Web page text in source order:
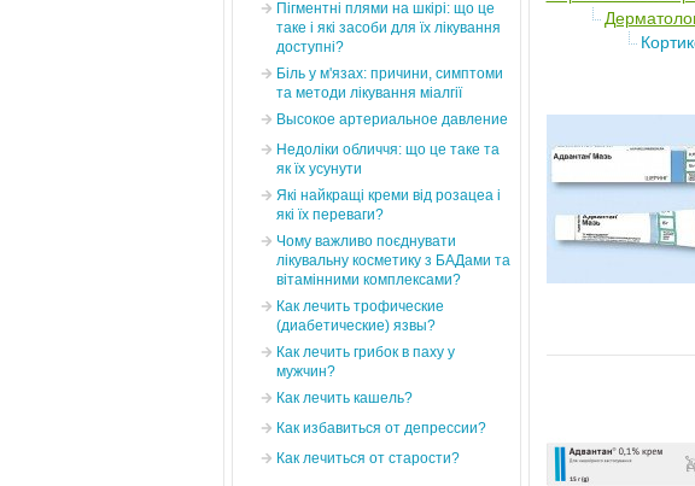
Пігментні плями на шкірі: що це
таке і які засоби для їх лікування
доступні?
Біль у м'язах: причини, симптоми
та методи лікування міалгії
Высокое артериальное давление
Недоліки обличчя: що це таке та
як їх усунути
Які найкращі креми від розацеа і
які їх переваги?
Чому важливо поєднувати
лікувальну косметику з БАДами та
вітамінними комплексами?
Как лечить трофические
(диабетические) язвы?
Как лечить грибок в паху у
мужчин?
Как лечить кашель?
Как избавиться от депрессии?
Как лечиться от старости?